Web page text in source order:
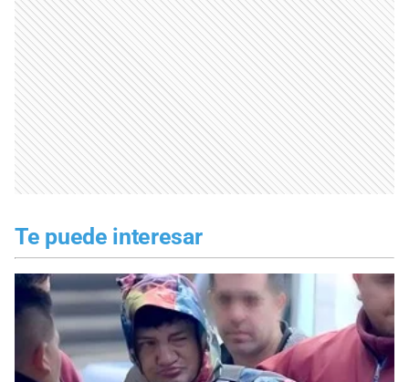
Te puede interesar